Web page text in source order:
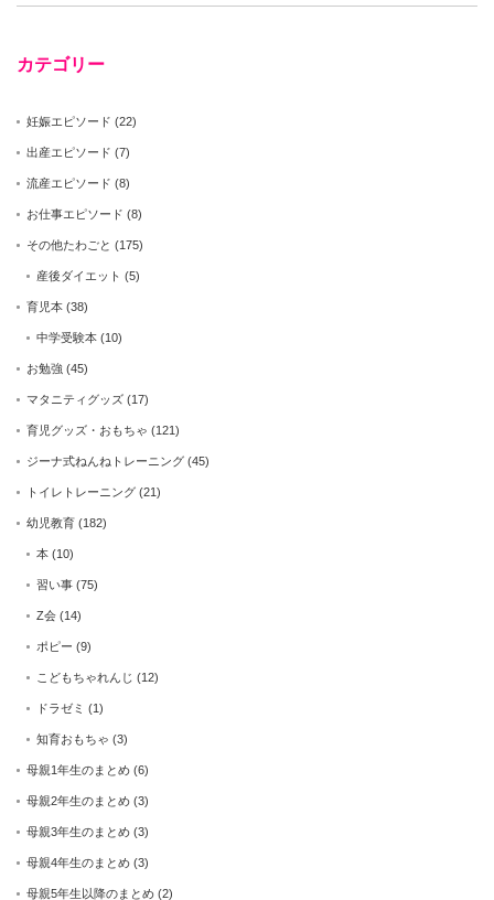
カテゴリー
妊娠エピソード (22)
出産エピソード (7)
流産エピソード (8)
お仕事エピソード (8)
その他たわごと (175)
産後ダイエット (5)
育児本 (38)
中学受験本 (10)
お勉強 (45)
マタニティグッズ (17)
育児グッズ・おもちゃ (121)
ジーナ式ねんねトレーニング (45)
トイレトレーニング (21)
幼児教育 (182)
本 (10)
習い事 (75)
Z会 (14)
ポピー (9)
こどもちゃれんじ (12)
ドラゼミ (1)
知育おもちゃ (3)
母親1年生のまとめ (6)
母親2年生のまとめ (3)
母親3年生のまとめ (3)
母親4年生のまとめ (3)
母親5年生以降のまとめ (2)